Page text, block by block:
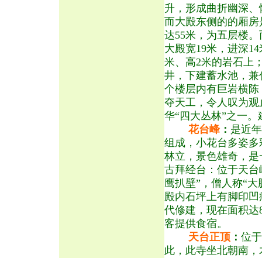
升，形成曲折幽深
而大殿东侧的的厢
达55米，为五层楼
大殿宽19米，进深
米、高2米的岩石上
井，下建蓄水池，
个楼层内有巨岩横
夺天工，令人叹为
华“四大丛林”之一
花台峰 ： 是近
组成，小花台多姿
林立，景色雄奇，
古拜经台：位于天台
鹰扒壁”，僧人称“
殿内石坪上有脚印
代修建，现在面积
客提供食宿。
天台正顶 ： 位
此，此寺坐北朝南